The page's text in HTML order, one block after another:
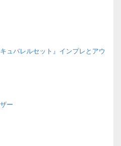
ュバレルセット』インプレとアウ
ー